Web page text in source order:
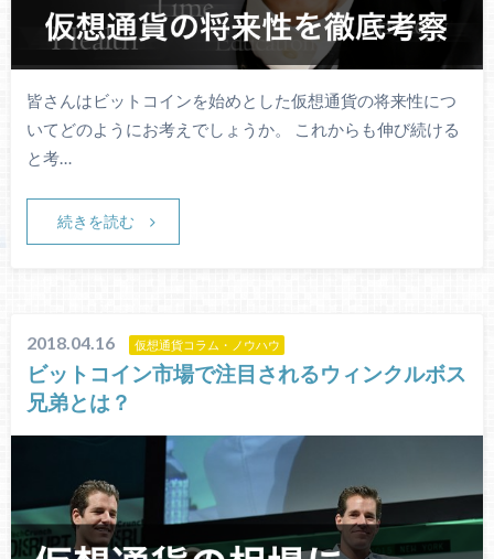
皆さんはビットコインを始めとした仮想通貨の将来性につ
いてどのようにお考えでしょうか。 これからも伸び続ける
と考…
続きを読む
2018.04.16 仮想通貨コラム・ノウハウ
ビットコイン市場で注目されるウィンクルボス
兄弟とは？